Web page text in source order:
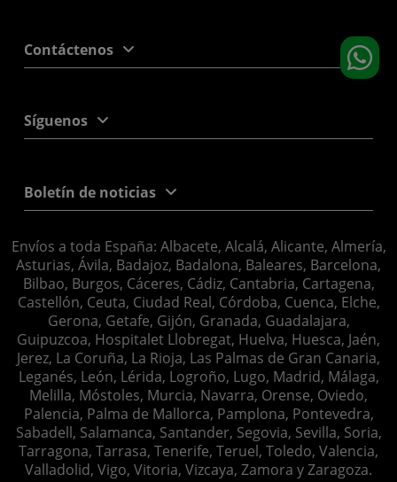
Contáctenos
Síguenos
Boletín de noticias
Envíos a toda España: Albacete, Alcalá, Alicante, Almería,
Asturias, Ávila, Badajoz, Badalona, Baleares, Barcelona,
Bilbao, Burgos, Cáceres, Cádiz, Cantabria, Cartagena,
Castellón, Ceuta, Ciudad Real, Córdoba, Cuenca, Elche,
Gerona, Getafe, Gijón, Granada, Guadalajara,
Guipuzcoa, Hospitalet Llobregat, Huelva, Huesca, Jaén,
Jerez, La Coruña, La Rioja, Las Palmas de Gran Canaria,
Leganés, León, Lérida, Logroño, Lugo, Madrid, Málaga,
Melilla, Móstoles, Murcia, Navarra, Orense, Oviedo,
Palencia, Palma de Mallorca, Pamplona, Pontevedra,
Sabadell, Salamanca, Santander, Segovia, Sevilla, Soria,
Tarragona, Tarrasa, Tenerife, Teruel, Toledo, Valencia,
Valladolid, Vigo, Vitoria, Vizcaya, Zamora y Zaragoza.